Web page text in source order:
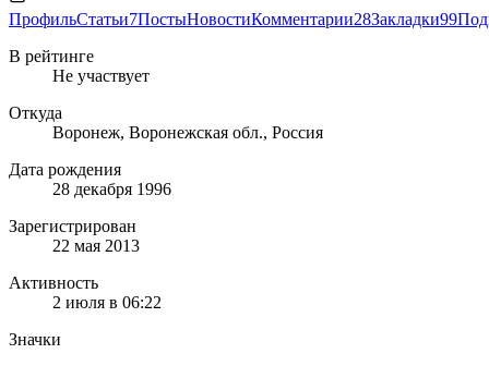
ПрофильСтатьи7ПостыНовостиКомментарии28Закладки99
В рейтинге
Не участвует
Откуда
Воронеж, Воронежская обл., Россия
Дата рождения
28 декабря 1996
Зарегистрирован
22 мая 2013
Активность
2 июля в 06:22
Значки